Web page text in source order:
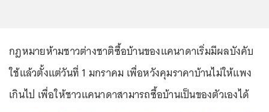
กฎหมายห้ามชาวต่างชาติซื้อบ้านของแคนาดาเริ่มมีผลบังคับ
ใช้แล้วตั้งแต่วันที่ 1 มกราคม เพื่อหวังคุมราคาบ้านไม่ให้แพง
เกินไป เพื่อให้ชาวแคนาดาสามารถซื้อบ้านเป็นของตัวเองได้